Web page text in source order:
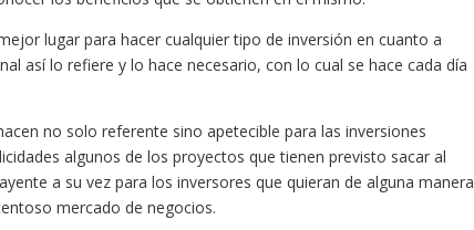
lugar para hacer cualquier tipo de inversión en cuanto a
así lo refiere y lo hace necesario, con lo cual se hace cada día
no solo referente sino apetecible para las inversiones
algunos de los proyectos que tienen previsto sacar al
a su vez para los inversores que quieran de alguna manera
mercado de negocios.